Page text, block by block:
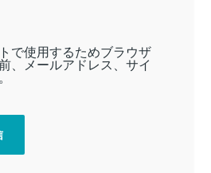
で使用するためブラウザ
、メールアドレス、サイ